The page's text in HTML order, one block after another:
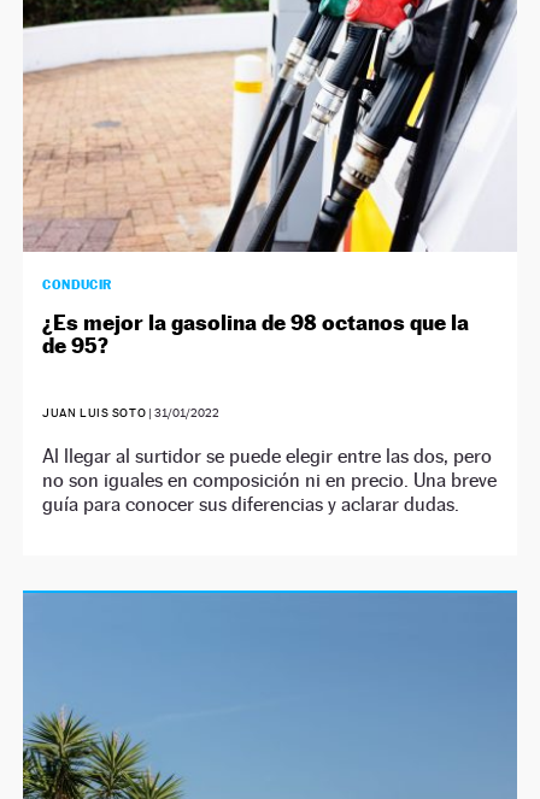
CONDUCIR
¿Es mejor la gasolina de 98 octanos que la
de 95?
JUAN LUIS SOTO |31/01/2022
Al llegar al surtidor se puede elegir entre las dos, pero
no son iguales en composición ni en precio. Una breve
guía para conocer sus diferencias y aclarar dudas.